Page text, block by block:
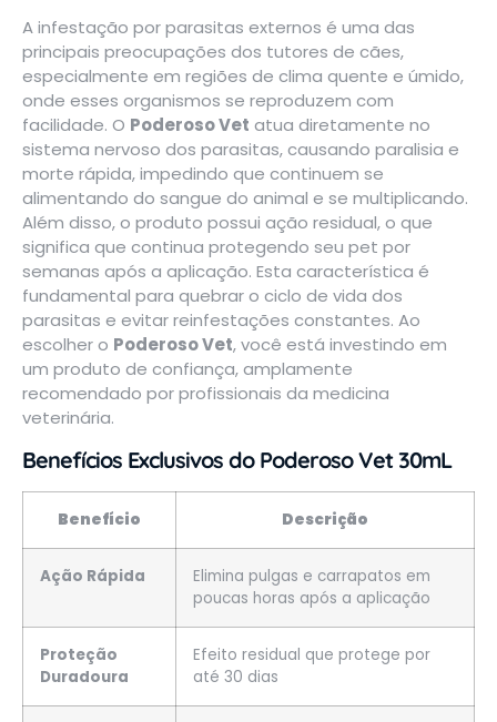
A infestação por parasitas externos é uma das
principais preocupações dos tutores de cães,
especialmente em regiões de clima quente e úmido,
onde esses organismos se reproduzem com
facilidade. O Poderoso Vet atua diretamente no
sistema nervoso dos parasitas, causando paralisia e
morte rápida, impedindo que continuem se
alimentando do sangue do animal e se multiplicando.
Além disso, o produto possui ação residual, o que
significa que continua protegendo seu pet por
semanas após a aplicação. Esta característica é
fundamental para quebrar o ciclo de vida dos
parasitas e evitar reinfestações constantes. Ao
escolher o Poderoso Vet, você está investindo em
um produto de confiança, amplamente
recomendado por profissionais da medicina
veterinária.
Benefícios Exclusivos do Poderoso Vet 30mL
Benefício Descrição
Ação Rápida
Elimina pulgas e carrapatos em
poucas horas após a aplicação
Proteção
Duradoura
Efeito residual que protege por
até 30 dias